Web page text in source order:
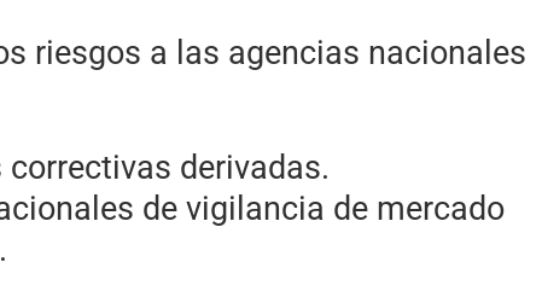
riesgos a las agencias nacionales
derivadas.
de vigilancia de mercado